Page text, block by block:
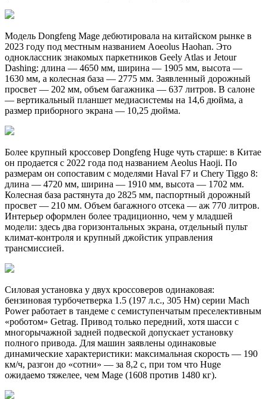
Модель Dongfeng Mage дебютировала на китайском рынке в
2023 году под местным названием Aoeolus Haohan. Это
одноклассник знакомых паркетников Geely Atlas и Jetour
Dashing: длина — 4650 мм, ширина — 1905 мм, высота —
1630 мм, а колесная база — 2775 мм. Заявленный дорожный
просвет — 202 мм, объем багажника — 637 литров. В салоне
— вертикальный планшет медиасистемы на 14,6 дюйма, а
размер приборного экрана — 10,25 дюйма.
Более крупный кроссовер Dongfeng Huge чуть старше: в Китае
он продается с 2022 года под названием Aeolus Haoji. По
размерам он сопоставим с моделями Haval F7 и Chery Tiggo 8:
длина — 4720 мм, ширина — 1910 мм, высота — 1702 мм.
Колесная база растянута до 2825 мм, паспортный дорожный
просвет — 210 мм. Объем багажного отсека — аж 770 литров.
Интерьер оформлен более традиционно, чем у младшей
модели: здесь два горизонтальных экрана, отдельный пульт
климат-контроля и крупный джойстик управления
трансмиссией.
Силовая установка у двух кроссоверов одинаковая:
бензиновая турбочетверка 1.5 (197 л.с., 305 Нм) серии Mach
Power работает в тандеме с семиступенчатым преселективным
«роботом» Getrag. Привод только передний, хотя шасси с
многорычажной задней подвеской допускает установку
полного привода. Для машин заявлены одинаковые
динамические характеристики: максимальная скорость — 190
км/ч, разгон до «сотни» — за 8,2 с, при том что Huge
ожидаемо тяжелее, чем Mage (1608 против 1480 кг).